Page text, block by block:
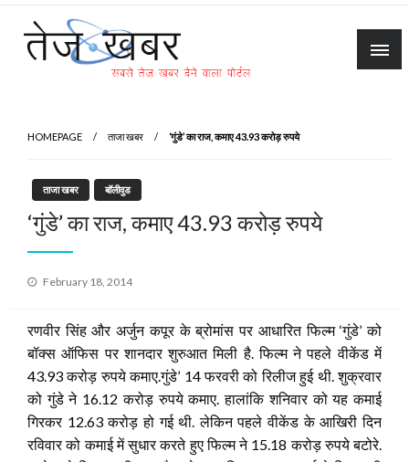
Skip
content
HOMEPAGE ताजा खबर ‘गुंडे’ का राज, कमाए 43.93 करोड़ रुपये
ताजा खबर बॉलीवुड
‘गुंडे’ का राज, कमाए 43.93 करोड़ रुपये
Posted
February 18, 2014
रणवीर सिंह और अर्जुन कपूर के ब्रोमांस पर आधारित फिल्म ‘गुंडे’ को
बॉक्स ऑफिस पर शानदार शुरुआत मिली है. फिल्म ने पहले वीकेंड में
43.93 करोड़ रुपये कमाए.गुंडे’ 14 फरवरी को रिलीज हुई थी. शुक्रवार
को गुंडे ने 16.12 करोड़ रुपये कमाए. हालांकि शनिवार को यह कमाई
गिरकर 12.63 करोड़ हो गई थी. लेकिन पहले वीकेंड के आखिरी दिन
रविवार को कमाईमें सुधार करते हुए फिल्म ने 15.18 करोड़ रुपये बटोरे.